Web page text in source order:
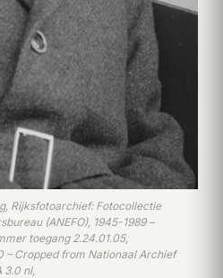
Rijksfotoarchief: Fotocollectie
(ANEFO), 1945-1989 –
toegang 2.24.01.05,
– Cropped from Nationaal Archief
3.0 nl,